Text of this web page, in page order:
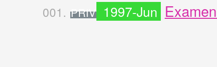
001. PRIV 1997-Jun